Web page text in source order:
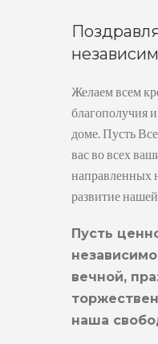
Желаем всем
благополучия
доме. Пусть
вас во всех
направленных
развитие
Пусть
вечной,
наша